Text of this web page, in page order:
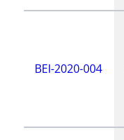
BEI-2020-004